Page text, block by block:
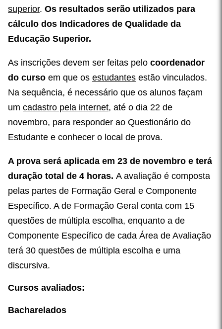
superior. Os resultados serão utilizados para
cálculo dos Indicadores de Qualidade da
Educação Superior.
As inscrições devem ser feitas pelo coordenador
do curso em que os estudantes estão vinculados.
Na sequência, é necessário que os alunos façam
um cadastro pela internet, até o dia 22 de
novembro, para responder ao Questionário do
Estudante e conhecer o local de prova.
A prova será aplicada em 23 de novembro e terá
duração total de 4 horas. A avaliação é composta
pelas partes de Formação Geral e Componente
Específico. A de Formação Geral conta com 15
questões de múltipla escolha, enquanto a de
Componente Específico de cada Área de Avaliação
terá 30 questões de múltipla escolha e uma
discursiva.
Cursos avaliados:
Bacharelados